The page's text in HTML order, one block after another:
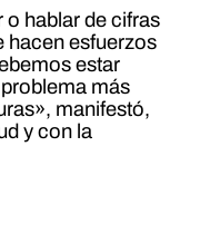
o hablar de cifras
hacen esfuerzos
estar
más
manifestó,
y con la